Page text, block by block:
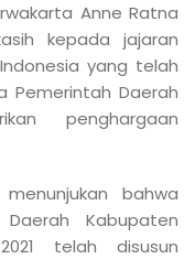
Anne Ratna
kepada jajaran
yang telah
Pemerintah Daerah
penghargaan
bahwa
Kabupaten
telah disusun